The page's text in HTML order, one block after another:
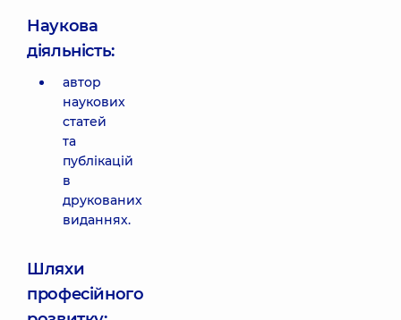
Наукова
діяльність:
автор
наукових
статей
та
публікацій
в
друкованих
виданнях.
Шляхи
професійного